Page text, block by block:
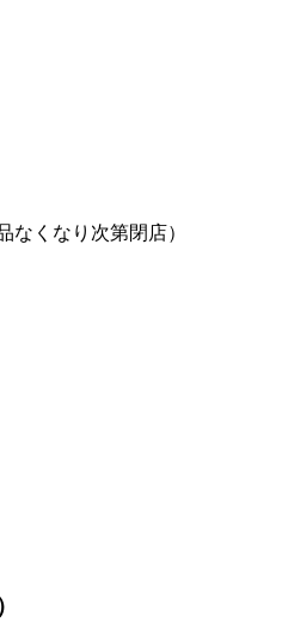
なくなり次第閉店）
）